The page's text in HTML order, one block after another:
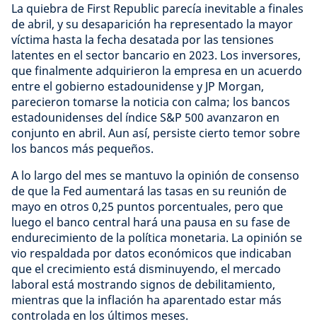
La quiebra de First Republic parecía inevitable a finales
de abril, y su desaparición ha representado la mayor
víctima hasta la fecha desatada por las tensiones
latentes en el sector bancario en 2023. Los inversores,
que finalmente adquirieron la empresa en un acuerdo
entre el gobierno estadounidense y JP Morgan,
parecieron tomarse la noticia con calma; los bancos
estadounidenses del índice S&P 500 avanzaron en
conjunto en abril. Aun así, persiste cierto temor sobre
los bancos más pequeños.
A lo largo del mes se mantuvo la opinión de consenso
de que la Fed aumentará las tasas en su reunión de
mayo en otros 0,25 puntos porcentuales, pero que
luego el banco central hará una pausa en su fase de
endurecimiento de la política monetaria. La opinión se
vio respaldada por datos económicos que indicaban
que el crecimiento está disminuyendo, el mercado
laboral está mostrando signos de debilitamiento,
mientras que la inflación ha aparentado estar más
controlada en los últimos meses.